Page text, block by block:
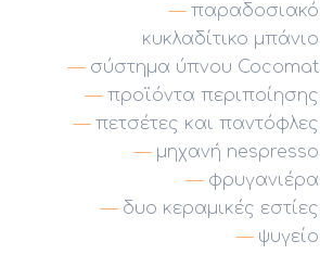
παραδοσιακό
κυκλαδίτικο μπάνιο
σύστημα ύπνου Cocomat
προϊόντα περιποίησης
πετσέτες και παντόφλες
μηχανή nespresso
φρυγανιέρα
δυο κεραμικές εστίες
ψυγείο